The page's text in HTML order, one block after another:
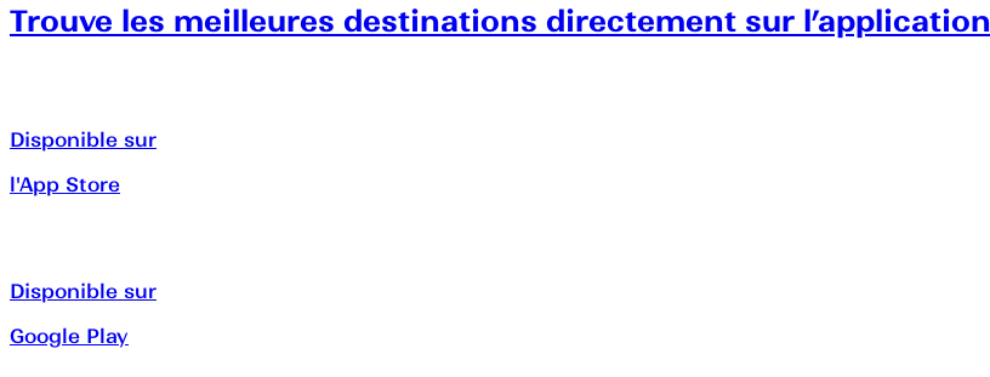
Trouve les meilleures destinations directement sur l’application
Disponible sur
l'App Store
Disponible sur
Google Play